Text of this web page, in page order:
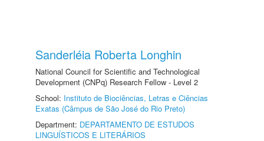
Sanderléia Roberta Longhin
National Council for Scientific and Technological
Development (CNPq) Research Fellow - Level 2
School: Instituto de Biociências, Letras e Ciências
Exatas (Câmpus de São José do Rio Preto)
Department: DEPARTAMENTO DE ESTUDOS
LINGUÍSTICOS E LITERÁRIOS